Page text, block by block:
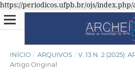
https://periodicos.ufpb.br/ojs/
INÍCIO / ARQUIVOS / V. 13 N. 2 (2025):
Artigo Original